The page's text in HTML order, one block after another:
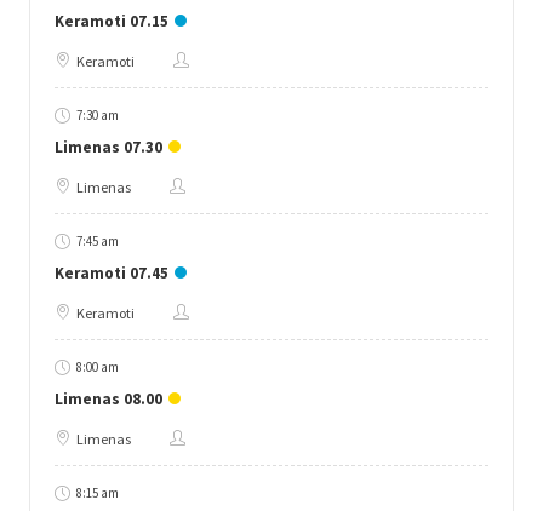
Keramoti 07.15
Keramoti
7:30 am
Limenas 07.30
Limenas
7:45 am
Keramoti 07.45
Keramoti
8:00 am
Limenas 08.00
Limenas
8:15 am